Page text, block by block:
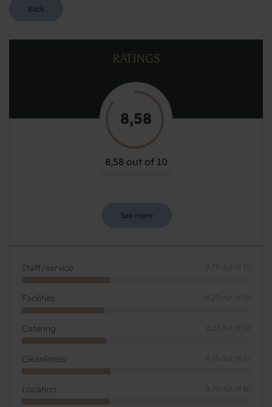
Back
RATINGS
8,58
8,58 out of 10
See more
Staff/service 8,75 out of 10
Facilities 8,20 out of 10
Catering 8,33 out of 10
Cleanliness 8,75 out of 10
Location 8,70 out of 10